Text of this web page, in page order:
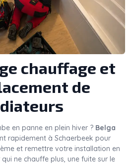
chauffage et
de
en panne en plein hiver ? Belga
rapidement à Schaerbeek pour
et remettre votre installation en
ne chauffe plus, une fuite sur le